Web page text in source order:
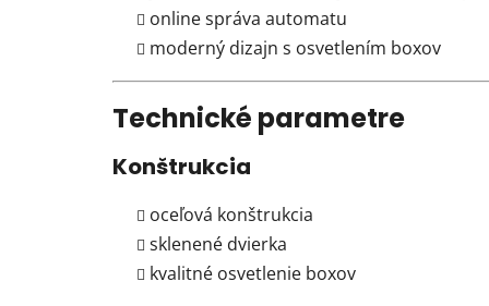
online správa automatu
moderný dizajn s osvetlením boxov
Technické parametre
Konštrukcia
oceľová konštrukcia
sklenené dvierka
kvalitné osvetlenie boxov